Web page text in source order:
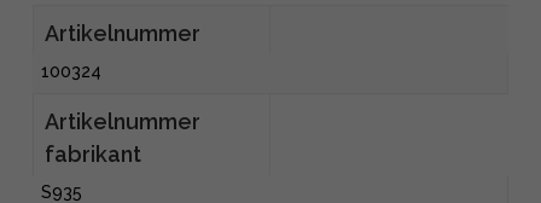
Artikelnummer
100324
Artikelnummer
fabrikant
S935